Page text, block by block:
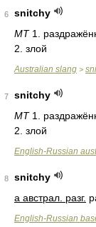
6
snitchy
MT1.
2. злой
Australian slang >
7
snitchy
MT1.
2. злой
English-Russian
8
snitchy
a австрал. разг.
English-Russian